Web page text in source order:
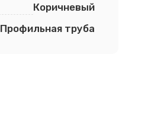
Коричневый
Профильная труба